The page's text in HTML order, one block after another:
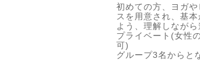
初めての方、ヨガ
スを用意され、基
よう、理解しながら
プライベート(女性
可)
グループ3名からと